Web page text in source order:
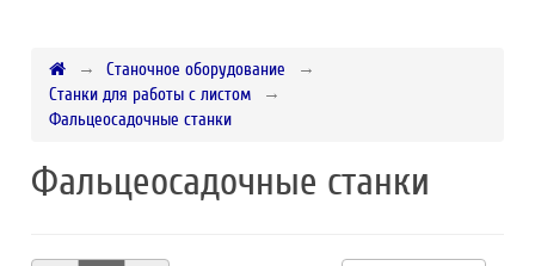
Станочное оборудование
Станки для работы с листом
Фальцеосадочные станки
Фальцеосадочные станки